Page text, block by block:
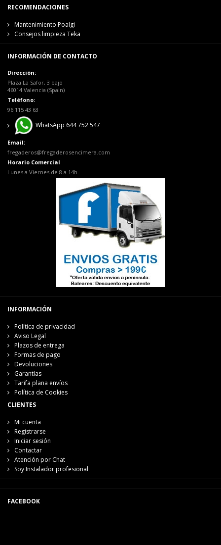
RECOMENDACIONES
Mantenimiento Poalgi
Consejos limpieza Teka
INFORMACIÓN DE CONTACTO
Dirección:
Plaza La Safor, 3 bajo
46014 Valencia (Spain)
Teléfono:
96 115 43 63
WhatsApp 644 752 547
Email:
fregaderos@fregaderosencimera.com
Horario Comercial
Lunes a Viernes de 8 a 14h.
INFORMACIÓN
Política de privacidad
Aviso Legal
Plazos de entrega
Formas de pago
Devoluciones
Garantías
Tarifa plana envíos
Política de Cookies
CLIENTES
Mi cuenta
Registrarse
Iniciar sesión
Contactar
Atención por Chat
Soy Instalador profesional
FACEBOOK